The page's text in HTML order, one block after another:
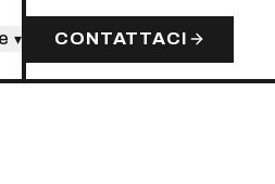
▾ CONTATTACI